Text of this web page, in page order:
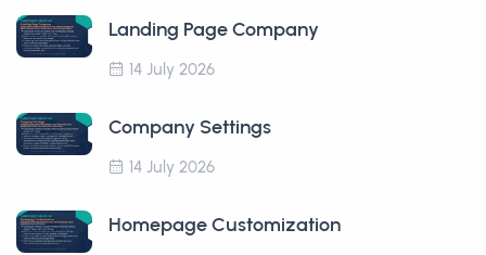
Landing Page Company
14 July 2026
Company Settings
14 July 2026
Homepage Customization